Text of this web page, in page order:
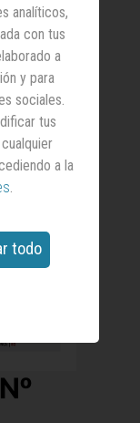
analíticos,
con tus
a
y para
sociales.
tus
a la
.
todo